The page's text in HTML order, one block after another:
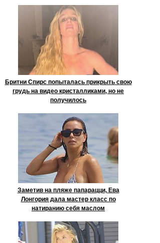
Бритни Спирс попыталась прикрыть свою
грудь на видео кристалликами, но не
получилось
Заметив на пляже папарацци, Ева
Лонгория дала мастер класс по
натиранию себя маслом